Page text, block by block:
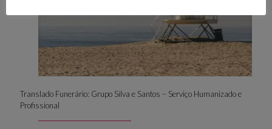
Translado Funerário: Grupo Silva e Santos – Serviço Humanizado e
Profissional